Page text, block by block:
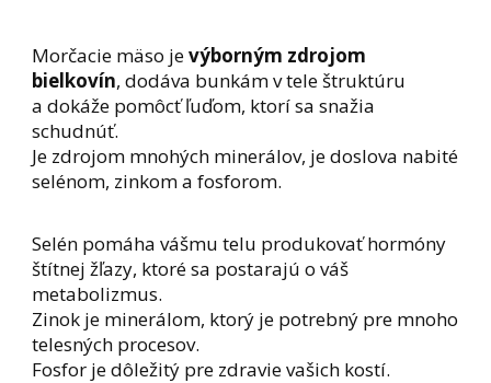
Morčacie mäso jevýborným zdrojom
bielkovín, dodáva bunkám v tele štruktúru
a dokáže pomôcť ľuďom, ktorí sa snažia
schudnúť.
Je zdrojom mnohých minerálov, je doslova nabité
selénom, zinkom a fosforom.
Selén pomáha vášmu telu produkovať hormóny
štítnej žľazy, ktoré sa postarajú o váš
metabolizmus.
Zinok je minerálom, ktorý je potrebný pre mnoho
telesných procesov.
Fosfor je dôležitý pre zdravie vašich kostí.